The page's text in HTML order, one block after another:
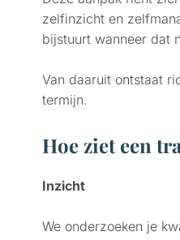
zelfinzicht en
bijstuurt wanneer dat
Van daaruit ontstaat
termijn.
Hoe ziet een
Inzicht
We onderzoeken je